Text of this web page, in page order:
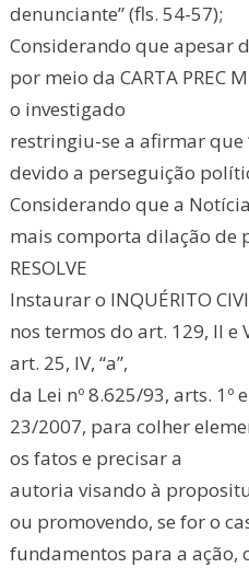
denunciante” (fls. 54-57);
Considerando que apesar
por meio da CARTA PREC
o investigado
restringiu-se a afirmar que
devido a perseguição
Considerando que a
mais comporta dilação de
RESOLVE
Instaurar o INQUÉRITO
nos termos do art. 129, II e
art. 25, IV, “a”,
da Lei nº 8.625/93, arts. 1º
23/2007, para colher
os fatos e precisar a
autoria visando à
ou promovendo, se for o
fundamentos para a ação,